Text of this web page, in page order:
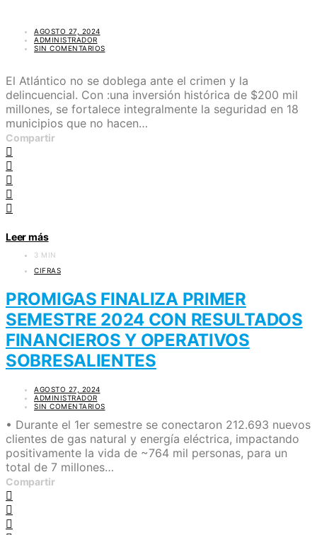
AGOSTO 27, 2024
ADMINISTRADOR
SIN COMENTARIOS
El Atlántico no se doblega ante el crimen y la
delincuencial. Con :una inversión histórica de $200 mil
millones, se fortalece integralmente la seguridad en 18
municipios que no hacen…
Compartir
Leer más
3 MIN
CIFRAS
PROMIGAS FINALIZA PRIMER
SEMESTRE 2024 CON RESULTADOS
FINANCIEROS Y OPERATIVOS
SOBRESALIENTES
AGOSTO 27, 2024
ADMINISTRADOR
SIN COMENTARIOS
• Durante el 1er semestre se conectaron 212.693 nuevos
clientes de gas natural y energía eléctrica, impactando
positivamente la vida de ~764 mil personas, para un
total de 7 millones…
Compartir